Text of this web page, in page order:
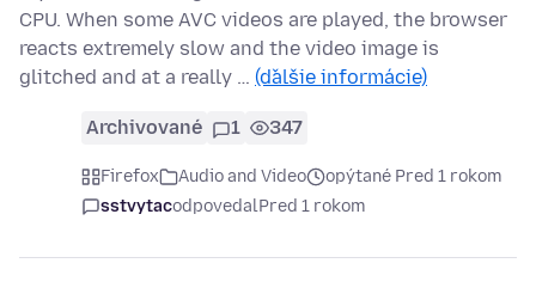
CPU. When some AVC videos are played, the browser
reacts extremely slow and the video image is
glitched and at a really … (ďalšie informácie)
Archivované 1 347
Firefox Audio and Video
opýtané Pred 1 rokom
sstvytacodpovedalPred 1 rokom